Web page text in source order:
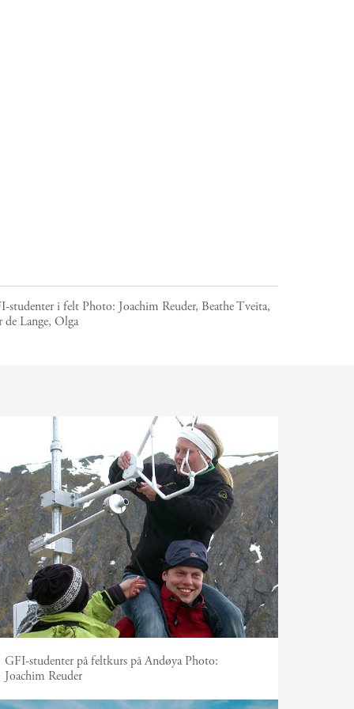
studenter i felt Photo: Joachim Reuder, Beathe Tveita,
de Lange, Olga
GFI-studenter på feltkurs på Andøya Photo:
Joachim Reuder